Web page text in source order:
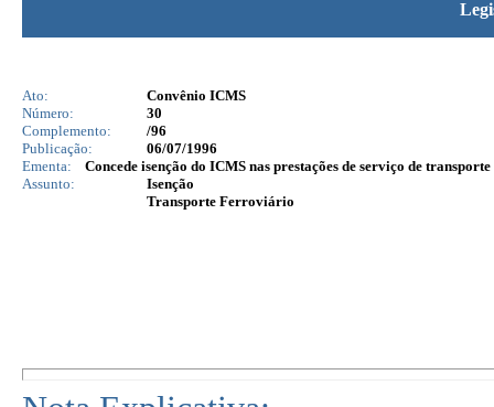
Ato:
Convênio ICMS
Número:
30
Complemento:
/96
Publicação:
06/07/1996
Ementa:
Concede isenção do ICMS nas prestações de serviço de
Assunto:
Isenção
Transporte Ferroviário